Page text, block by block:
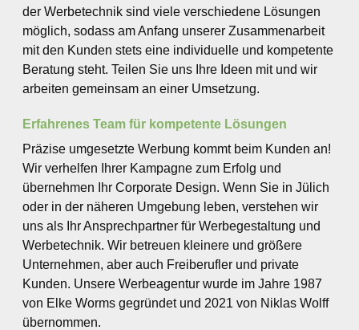
der Werbetechnik sind viele verschiedene Lösungen
möglich, sodass am Anfang unserer Zusammenarbeit
mit den Kunden stets eine individuelle und kompetente
Beratung steht. Teilen Sie uns Ihre Ideen mit und wir
arbeiten gemeinsam an einer Umsetzung.
Erfahrenes Team für kompetente Lösungen
Präzise umgesetzte Werbung kommt beim Kunden an!
Wir verhelfen Ihrer Kampagne zum Erfolg und
übernehmen Ihr Corporate Design. Wenn Sie in Jülich
oder in der näheren Umgebung leben, verstehen wir
uns als Ihr Ansprechpartner für Werbegestaltung und
Werbetechnik. Wir betreuen kleinere und größere
Unternehmen, aber auch Freiberufler und private
Kunden. Unsere Werbeagentur wurde im Jahre 1987
von Elke Worms gegründet und 2021 von Niklas Wolff
übernommen.